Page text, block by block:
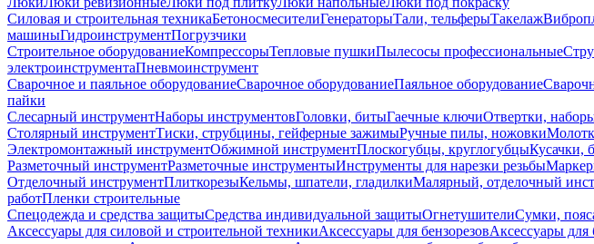
Силовая и строительная техникаБетоносмесителиГенераторыТали, тельферыТакелаж
машиныГидроинструментПогрузчики
Строительное оборудованиеКомпрессорыТепловые пушкиПылесосы профессиональные
электроинструментаПневмоинструмент
Сварочное и паяльное оборудованиеСварочное оборудованиеПаяльное оборудование
пайки
Слесарный инструментНаборы инструментовГоловки, битыГаечные ключиОтвертки,
Столярный инструментТиски, струбцины, гейферные зажимыРучные пилы, ножовки
Электромонтажный инструментОбжимной инструментПлоскогубцы, круглогубцыКусачки,
Разметочный инструментРазметочные инструментыИнструменты для нарезки резьбы
Отделочный инструментПлиткорезыКельмы, шпатели, гладилкиМалярный, отделочный
работПленки строительные
Спецодежда и средства защитыСредства индивидуальной защитыОгнетушителиСумки,
Аксессуары для силовой и строительной техникиАксессуары для бензорезовАксессуары для